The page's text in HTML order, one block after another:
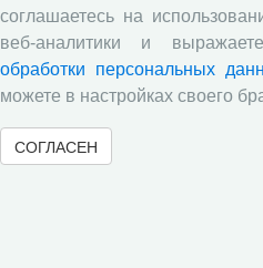
Экспертное мнение А.И.
статьи «Регионам хватит
№88, 2018 г.
В.Н. Барсуков: обзор
вероятные риски», журнал
политика» №1, 2018 г.
соглашаетесь на
веб-аналитики и
обработки персональных
можете в настройках своего
СОГЛАСЕН